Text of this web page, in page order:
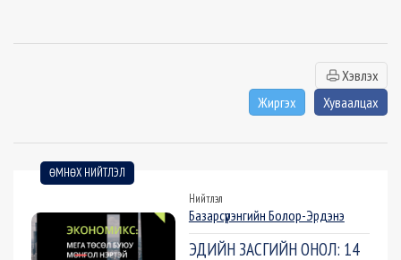
Хэвлэх
Жиргэх
Хуваалцах
ӨМНӨХ НИЙТЛЭЛ
Нийтлэл
Базарсүрэнгийн Болор-Эрдэнэ
ЭДИЙН ЗАСГИЙН ОНОЛ: 14